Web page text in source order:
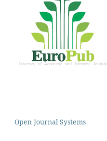
Open Journal Systems